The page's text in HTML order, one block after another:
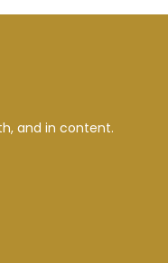
and in content.